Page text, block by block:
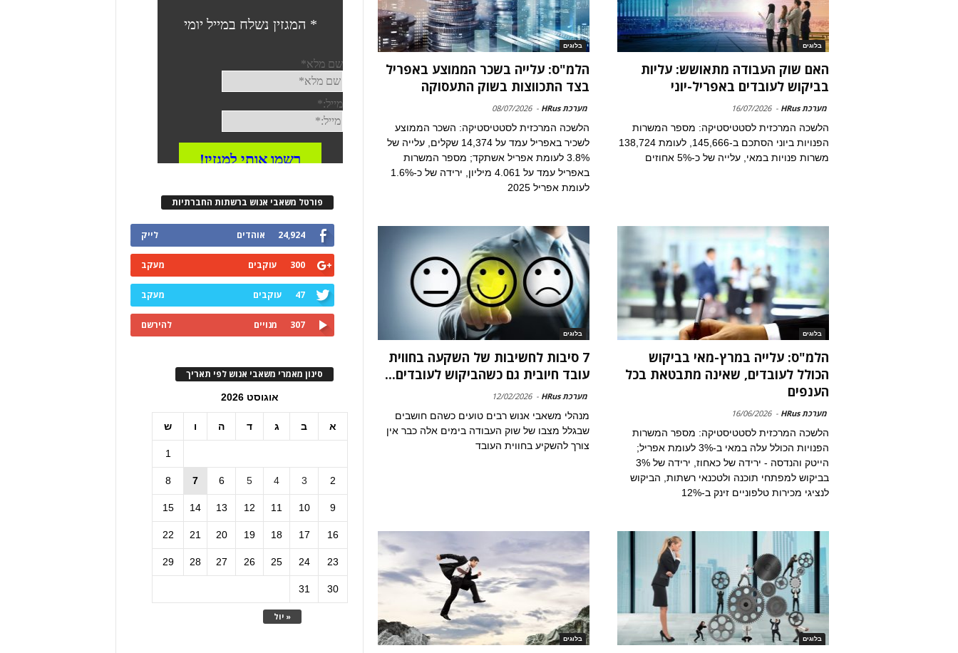
בלוגים
האם שוק העבודה מתאושש: עליות
בביקוש לעובדים באפריל-יוני
מערכת HRus -
16/07/2026
הלשכה המרכזית לסטטיסטיקה: מספר המשרות
הפנויות ביוני הסתכם ב-145,666, לעומת 138,724
משרות פנויות במאי, עלייה של כ-5% אחוזים
בלוגים
הלמ"ס: עלייה בשכר הממוצע באפריל
בצד התכווצות בשוק התעסוקה
מערכת HRus -
08/07/2026
הלשכה המרכזית לסטטיסטיקה: השכר הממוצע
לשכיר באפריל עמד על 14,374 שקלים, עלייה של
3.8% לעומת אפריל אשתקד; מספר המשרות
באפריל עמד על 4.061 מיליון, ירידה של כ-1.6%
לעומת אפריל 2025
בלוגים
הלמ"ס: עלייה במרץ-מאי בביקוש
הכולל לעובדים, שאינה מתבטאת בכל
הענפים
מערכת HRus -
16/06/2026
הלשכה המרכזית לסטטיסטיקה: מספר המשרות
הפנויות הכולל עלה במאי ב-3% לעומת אפריל;
הייטק והנדסה - ירידה של כאחוז, ירידה של 3%
בביקוש למפתחי תוכנה ולטכנאי רשתות, הביקוש
לנציגי מכירות טלפוניים זינק ב-12%
בלוגים
7 סיבות לחשיבות של השקעה בחווית
עובד חיובית גם כשהביקוש לעובדים...
מערכת HRus -
12/02/2026
מנהלי משאבי אנוש רבים טועים כשהם חושבים
שבגלל מצבו של שוק העבודה בימים אלה כבר אין
צורך להשקיע בחווית העובד
בלוגים בלוגים
פורטל משאבי אנוש ברשתות החברתיות
24,924 אוהדים לייק
300 עוקבים מעקב
47 עוקבים מעקב
307 מנויים להירשם
סינון מאמרי משאבי אנוש לפי תאריך
אוגוסט 2026
א ב ג ד ה ו ש
« יול
1
2
3
4
5
6
7
8
9
10
11
12
13
14
15
16
17
18
19
20
21
22
23
24
25
26
27
28
29
30
31